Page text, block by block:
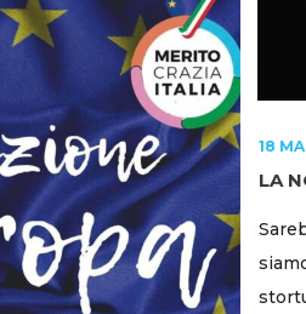
18
LA